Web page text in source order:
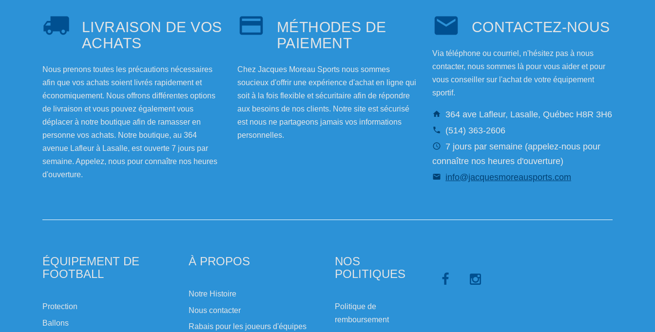
LIVRAISON DE VOS
ACHATS
Nous prenons toutes les précautions nécessaires
afin que vos achats soient livrés rapidement et
économiquement. Nous offrons différentes options
de livraison et vous pouvez également vous
déplacer à notre boutique afin de ramasser en
personne vos achats. Notre boutique, au 364
avenue Lafleur à Lasalle, est ouverte 7 jours par
semaine. Appelez, nous pour connaître nos heures
d'ouverture.
MÉTHODES DE
PAIEMENT
Chez Jacques Moreau Sports nous sommes
soucieux d'offrir une expérience d'achat en ligne qui
soit à la fois flexible et sécuritaire afin de répondre
aux besoins de nos clients. Notre site est sécurisé
est nous ne partageons jamais vos informations
personnelles.
CONTACTEZ-NOUS
Via téléphone ou courriel, n'hésitez pas à nous
contacter, nous sommes là pour vous aider et pour
vous conseiller sur l'achat de votre équipement
sportif.
364 ave Lafleur, Lasalle, Québec H8R 3H6
(514) 363-2606
7 jours par semaine (appelez-nous pour
connaître nos heures d'ouverture)
info@jacquesmoreausports.com
ÉQUIPEMENT DE
FOOTBALL
Protection
Ballons
À PROPOS
Notre Histoire
Nous contacter
Rabais pour les joueurs d'équipes
NOS
POLITIQUES
Politique de
remboursement